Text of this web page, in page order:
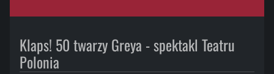
Klaps! 50 twarzy Greya - spektakl Teatru
Polonia